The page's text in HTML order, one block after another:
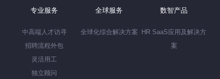
专业服务
中高端人才访寻
招聘流程外包
灵活用工
独立顾问
全球服务
全球化综合解决方案
数智产品
HR SaaS应用及解决方
案